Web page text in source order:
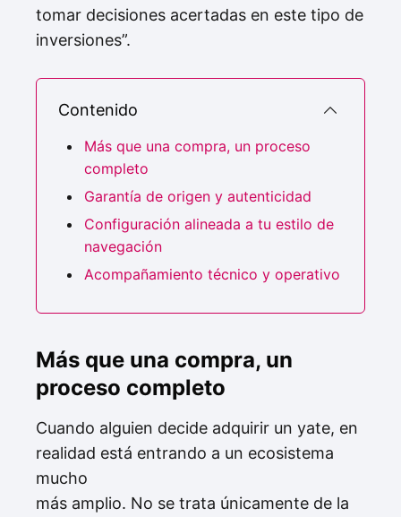
tomar decisiones acertadas en este tipo de
inversiones”.
Contenido
Más que una compra, un proceso
completo
Garantía de origen y autenticidad
Configuración alineada a tu estilo de
navegación
Acompañamiento técnico y operativo
Más que una compra, un
proceso completo
Cuando alguien decide adquirir un yate, en
realidad está entrando a un ecosistema
mucho
más amplio. No se trata únicamente de la